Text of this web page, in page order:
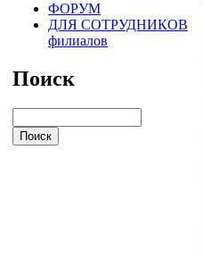
ФОРУМ
ДЛЯ СОТРУДНИКОВ
филиалов
Поиск